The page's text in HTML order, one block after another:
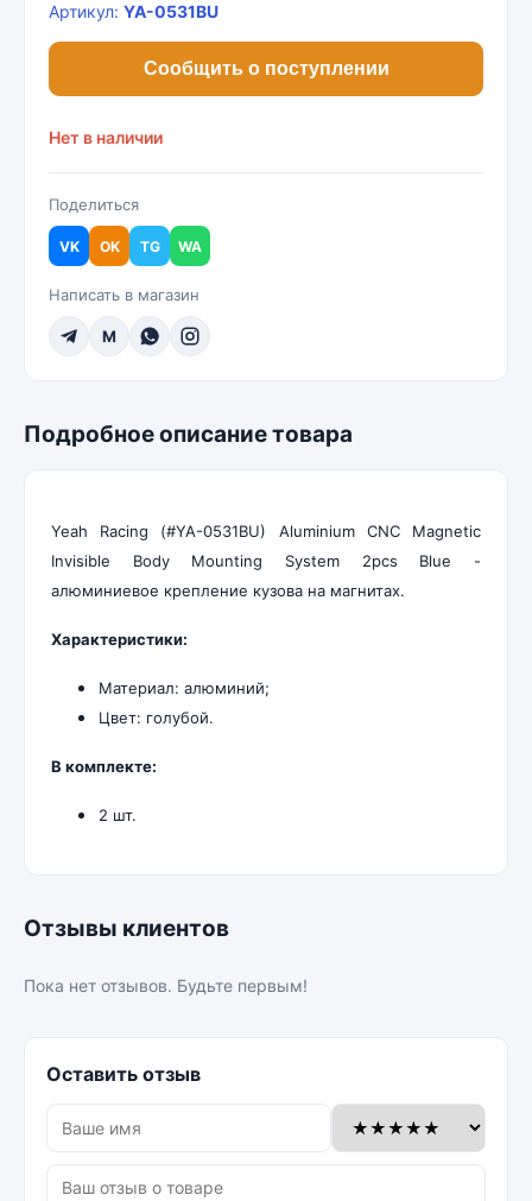
Артикул: YA-0531BU
Сообщить о поступлении
Нет в наличии
Поделиться
VK OK TG WA
Написать в магазин
M
Подробное описание товара
Yeah Racing (#YA-0531BU) Aluminium CNC Magnetic
Invisible Body Mounting System 2pcs Blue -
алюминиевое крепление кузова на магнитах.
Характеристики:
Материал: алюминий;
Цвет: голубой.
В комплекте:
2 шт.
Отзывы клиентов
Пока нет отзывов. Будьте первым!
Оставить отзыв